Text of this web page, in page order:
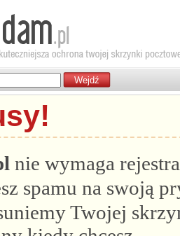
nie wymaga
spamu na swoją
Twojej